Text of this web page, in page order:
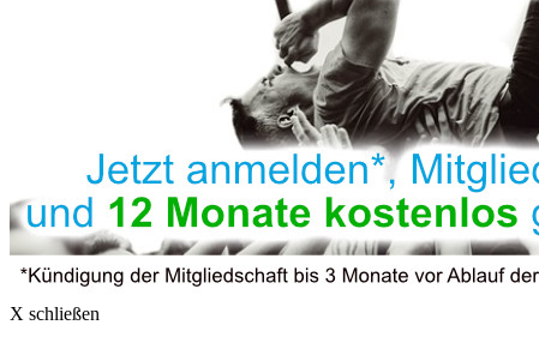
X schließen